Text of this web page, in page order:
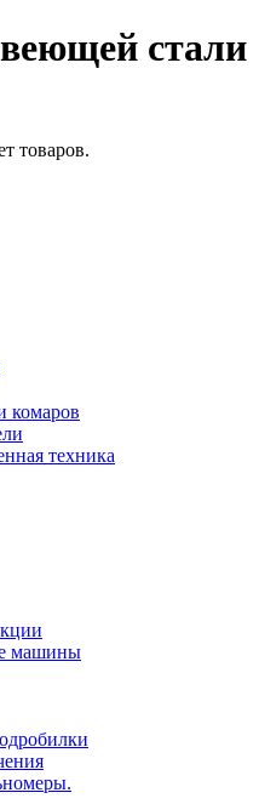
стали
товаров.
комаров
техника
машины